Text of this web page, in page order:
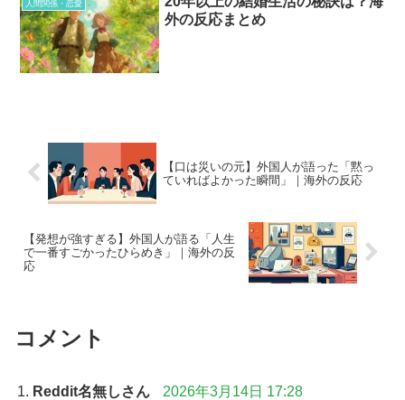
人間関係・恋愛
外の反応まとめ
【口は災いの元】外国人が語った「黙っ
ていればよかった瞬間」｜海外の反応
【発想が強すぎる】外国人が語る「人生
で一番すごかったひらめき」｜海外の反
応
コメント
Reddit名無しさん
2026年3月14日 17:28